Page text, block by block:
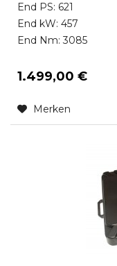
End PS: 621
End kW: 457
End Nm: 3085
1.499,00 €
Merken